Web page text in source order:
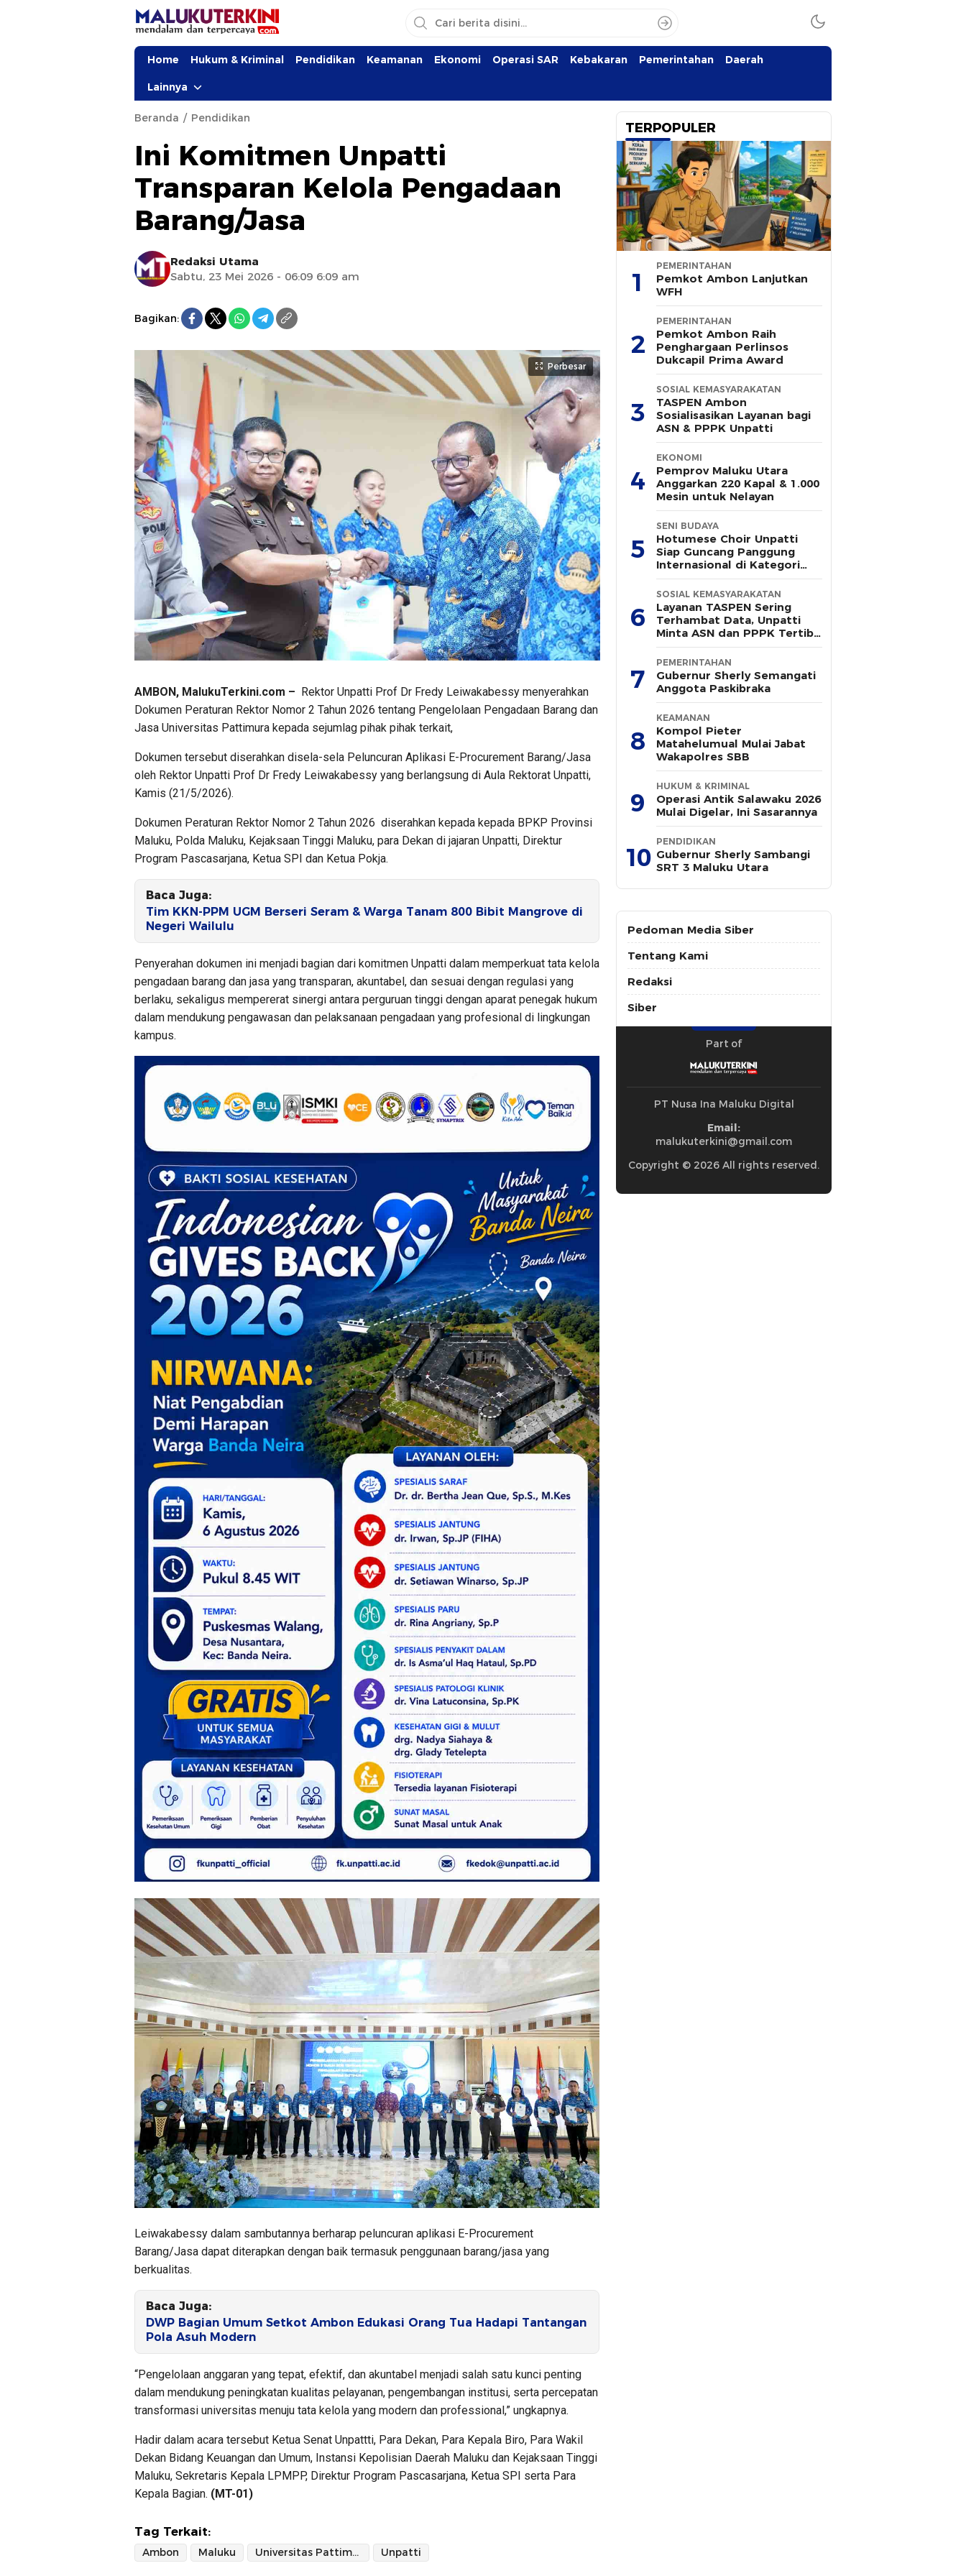
Home Hukum & Kriminal Pendidikan Keamanan Ekonomi Operasi SAR Kebakaran Pemerintahan Daerah
Lainnya
Beranda Pendidikan
Ini Komitmen Unpatti
Transparan Kelola Pengadaan
Barang/Jasa
Redaksi Utama
Sabtu, 23 Mei 2026 - 06:09 6:09 am
Bagikan:
Perbesar
AMBON, MalukuTerkini.com – Rektor Unpatti Prof Dr Fredy Leiwakabessy menyerahkan
Dokumen Peraturan Rektor Nomor 2 Tahun 2026 tentang Pengelolaan Pengadaan Barang dan
Jasa Universitas Pattimura kepada sejumlag pihak pihak terkait,
Dokumen tersebut diserahkan disela-sela Peluncuran Aplikasi E-Procurement Barang/Jasa
oleh Rektor Unpatti Prof Dr Fredy Leiwakabessy yang berlangsung di Aula Rektorat Unpatti,
Kamis (21/5/2026).
Dokumen Peraturan Rektor Nomor 2 Tahun 2026 diserahkan kepada kepada BPKP Provinsi
Maluku, Polda Maluku, Kejaksaan Tinggi Maluku, para Dekan di jajaran Unpatti, Direktur
Program Pascasarjana, Ketua SPI dan Ketua Pokja.
Baca Juga:
Tim KKN-PPM UGM Berseri Seram & Warga Tanam 800 Bibit Mangrove di
Negeri Wailulu
Penyerahan dokumen ini menjadi bagian dari komitmen Unpatti dalam memperkuat tata kelola
pengadaan barang dan jasa yang transparan, akuntabel, dan sesuai dengan regulasi yang
berlaku, sekaligus mempererat sinergi antara perguruan tinggi dengan aparat penegak hukum
dalam mendukung pengawasan dan pelaksanaan pengadaan yang profesional di lingkungan
kampus.
Leiwakabessy dalam sambutannya berharap peluncuran aplikasi E-Procurement
Barang/Jasa dapat diterapkan dengan baik termasuk penggunaan barang/jasa yang
berkualitas.
Baca Juga:
DWP Bagian Umum Setkot Ambon Edukasi Orang Tua Hadapi Tantangan
Pola Asuh Modern
“Pengelolaan anggaran yang tepat, efektif, dan akuntabel menjadi salah satu kunci penting
dalam mendukung peningkatan kualitas pelayanan, pengembangan institusi, serta percepatan
transformasi universitas menuju tata kelola yang modern dan professional,” ungkapnya.
Hadir dalam acara tersebut Ketua Senat Unpattti, Para Dekan, Para Kepala Biro, Para Wakil
Dekan Bidang Keuangan dan Umum, Instansi Kepolisian Daerah Maluku dan Kejaksaan Tinggi
Maluku, Sekretaris Kepala LPMPP, Direktur Program Pascasarjana, Ketua SPI serta Para
Kepala Bagian. (MT-01)
Tag Terkait:
Ambon Maluku Universitas Pattimura Unpatti
TERPOPULER
1
PEMERINTAHAN
Pemkot Ambon Lanjutkan
WFH
2
PEMERINTAHAN
Pemkot Ambon Raih
Penghargaan Perlinsos
Dukcapil Prima Award
3
SOSIAL KEMASYARAKATAN
TASPEN Ambon
Sosialisasikan Layanan bagi
ASN & PPPK Unpatti
4
EKONOMI
Pemprov Maluku Utara
Anggarkan 220 Kapal & 1.000
Mesin untuk Nelayan
5
SENI BUDAYA
Hotumese Choir Unpatti
Siap Guncang Panggung
Internasional di Kategori
Gospel & Pop
6
SOSIAL KEMASYARAKATAN
Layanan TASPEN Sering
Terhambat Data, Unpatti
Minta ASN dan PPPK Tertib
Administrasi
7
PEMERINTAHAN
Gubernur Sherly Semangati
Anggota Paskibraka
8
KEAMANAN
Kompol Pieter
Matahelumual Mulai Jabat
Wakapolres SBB
9
HUKUM & KRIMINAL
Operasi Antik Salawaku 2026
Mulai Digelar, Ini Sasarannya
10
PENDIDIKAN
Gubernur Sherly Sambangi
SRT 3 Maluku Utara
Pedoman Media Siber
Tentang Kami
Redaksi
Siber
Part of
PT Nusa Ina Maluku Digital
Email:
malukuterkini@gmail.com
Copyright © 2026 All rights reserved.